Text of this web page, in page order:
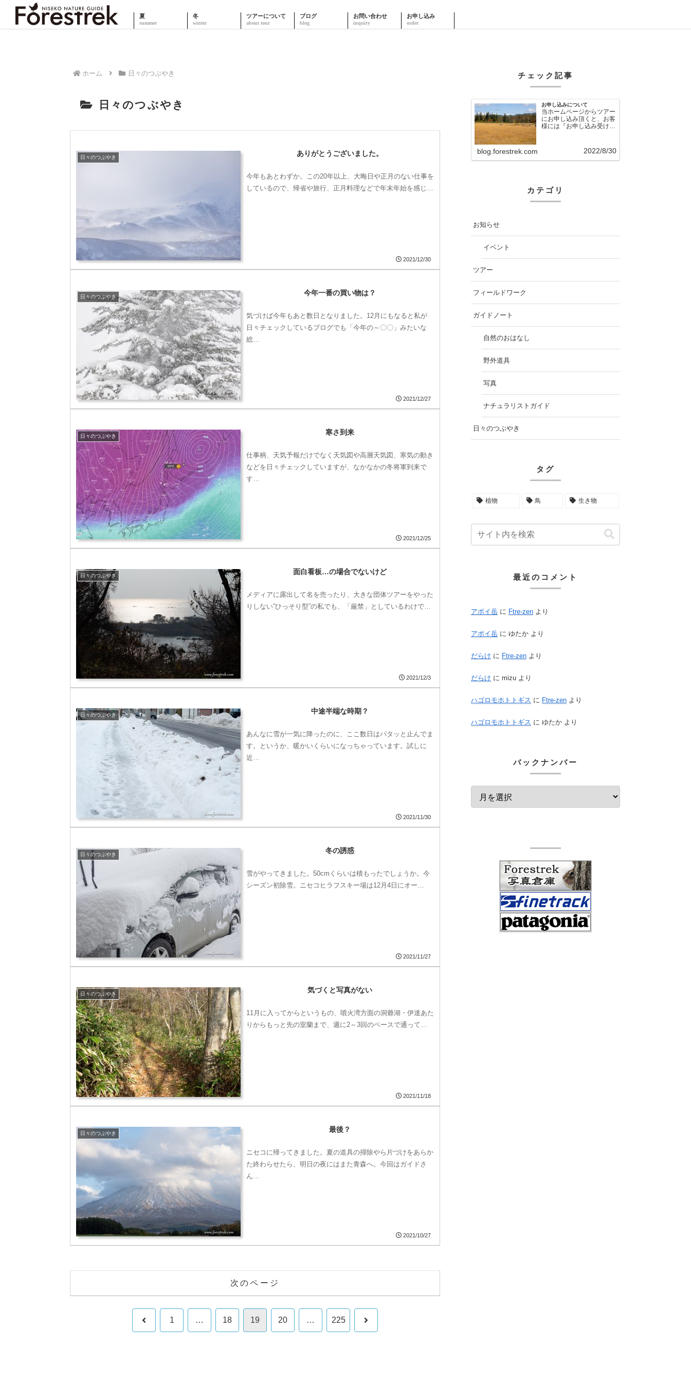
夏 冬 ツアーについて ブログ お問い合わせ お申し込み
ホーム 日々のつぶやき
日々のつぶやき
日々のつぶやき ありがとうございました。
今年もあとわずか。この20年以上、大晦日や正月のない仕事を
しているので、帰省や旅行、正月料理などで年末年始を感じ…
2021/12/30
日々のつぶやき 今年一番の買い物は？
気づけば今年もあと数日となりました。12月にもなると私が
日々チェックしているブログでも「今年の～〇〇」みたいな
総…
2021/12/27
日々のつぶやき 寒さ到来
仕事柄、天気予報だけでなく天気図や高層天気図、寒気の動き
などを日々チェックしていますが、なかなかの冬将軍到来で
す…
2021/12/25
日々のつぶやき 面白看板…の場合でないけど
メディアに露出して名を売ったり、大きな団体ツアーをやった
りしない”ひっそり型”の私でも、「厳禁」としているわけで…
2021/12/3
日々のつぶやき 中途半端な時期？
あんなに雪が一気に降ったのに、ここ数日はパタッと止んでま
す。というか、暖かいくらいになっちゃっています。試しに
近…
2021/11/30
日々のつぶやき 冬の誘惑
雪がやってきました。50cmくらいは積もったでしょうか。今
シーズン初除雪。ニセコヒラフスキー場は12月4日にオー…
2021/11/27
日々のつぶやき 気づくと写真がない
11月に入ってからというもの、噴火湾方面の洞爺湖・伊達あた
りからもっと先の室蘭まで、週に2～3回のペースで通って…
2021/11/18
日々のつぶやき 最後？
ニセコに帰ってきました。夏の道具の掃除やら片づけをあらか
た終わらせたら、明日の夜にはまた青森へ。今回はガイドさ
ん…
2021/10/27
次のページ
前 1 … 18 19 20 … 225 次
チェック記事
お申し込みについて
当ホームページからツアー
にお申し込み頂くと、お客
様には『お申し込み受け付
blog.forestrek.com 2022/8/30
カテゴリ
お知らせ
イベント
ツアー
フィールドワーク
ガイドノート
自然のおはなし
野外道具
写真
ナチュラリストガイド
日々のつぶやき
タグ
植物 鳥 生き物
最近のコメント
アポイ岳 に Ftre-zen より
アポイ岳 に ゆたか より
だらけ に Ftre-zen より
だらけ に mizu より
ハゴロモホトトギス に Ftre-zen より
ハゴロモホトトギス に ゆたか より
バックナンバー